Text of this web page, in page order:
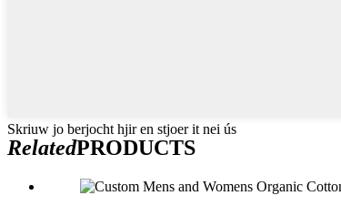
Skriuw jo berjocht hjir en stjoer it nei ús
RelatedPRODUCTS